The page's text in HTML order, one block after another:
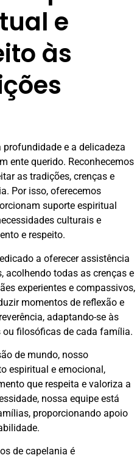
e
às
profundidade e a delicadeza
ente querido. Reconhecemos
as tradições, crenças e
Por isso, oferecemos
suporte espiritual
culturais e
e respeito.
a oferecer assistência
acolhendo todas as crenças e
experientes e compassivos,
momentos de reflexão e
adaptando-se às
filosóficas de cada família.
de mundo, nosso
espiritual e emocional,
que respeita e valoriza a
nossa equipe está
proporcionando apoio
de capelania é